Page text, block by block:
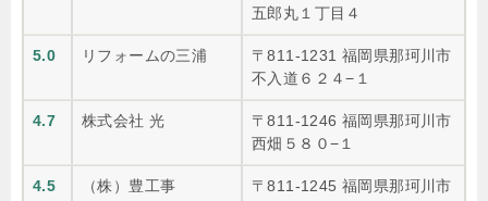
五郎丸１丁目４
5.0 リフォームの三浦
〒811-1231 福岡県那珂川市
不入道６２４−１
4.7 株式会社 光
〒811-1246 福岡県那珂川市
西畑５８０−１
4.5 （株）豊工事
〒811-1245 福岡県那珂川市